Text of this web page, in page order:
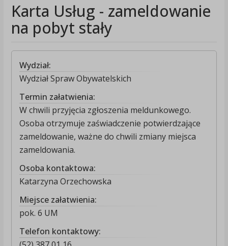
Karta Usług - zameldowanie
na pobyt stały
Wydział:
Wydział Spraw Obywatelskich
Termin załatwienia:
W chwili przyjęcia zgłoszenia meldunkowego.
Osoba otrzymuje zaświadczenie potwierdzające
zameldowanie, ważne do chwili zmiany miejsca
zameldowania.
Osoba kontaktowa:
Katarzyna Orzechowska
Miejsce załatwienia:
pok. 6 UM
Telefon kontaktowy: